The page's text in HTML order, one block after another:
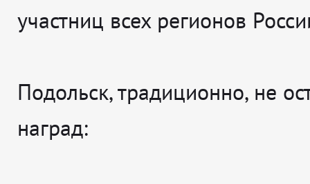
участниц всех регионов
Подольск, традиционно, не
наград: